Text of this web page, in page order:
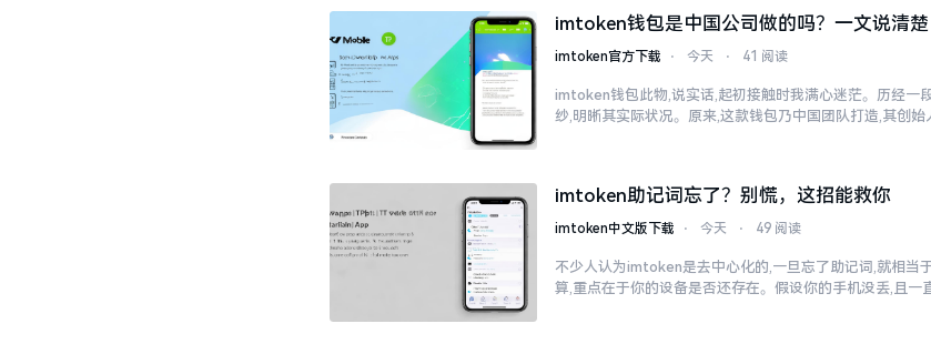
imtoken钱包是中国公司做的吗？一文说清楚
imtoken官方下载 ⋅ 今天 ⋅ 41 阅读
imtoken钱包此物,说实话,起初接触时我满心迷茫。历经一
纱,明晰其实际状况。原来,这款钱包乃中国团队打造,其创始
imtoken助记词忘了？别慌，这招能救你
imtoken中文版下载 ⋅ 今天 ⋅ 49 阅读
不少人认为imtoken是去中心化的,一旦忘了助记词,就相当
算,重点在于你的设备是否还存在。假设你的手机没丢,且一